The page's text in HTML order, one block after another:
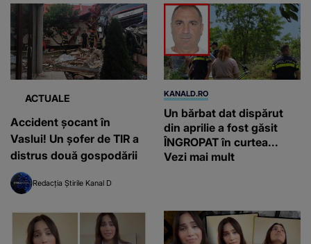
ACTUALE
Accident șocant în
Vaslui! Un șofer de TIR a
distrus două gospodării
Redacția Știrile Kanal D
KANALD.RO
Un bărbat dat dispărut
din aprilie a fost găsit
ÎNGROPAT în curtea...
Vezi mai mult